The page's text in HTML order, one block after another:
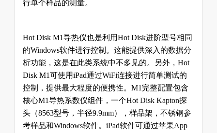
行单个样品的测量。
Hot Disk M1导热仪也是利用Hot Disk进阶型号相同
的Windows软件进行控制。这能提供深入的数据分
析功能，这是在此类系统中不多见的。另外， Hot
Disk M1可使用iPad通过WiFi连接进行简单测试的
控制，提供最大程度的便携性。 M1 完整配置包含
核心M1导热系数仪组件，一个Hot Disk Kapton探
头（8563型号，半径9.9mm），样品架，不锈钢参
考样品和Windows软件。 iPad软件可通过苹果App